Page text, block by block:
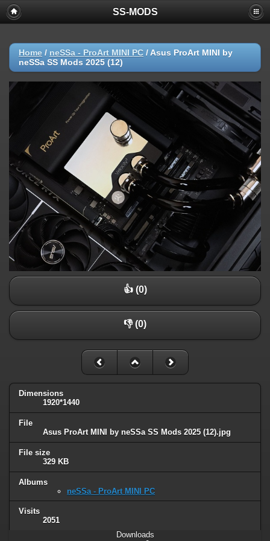
SS-MODS
Home / neSSa - ProArt MINI PC / Asus ProArt MINI by
neSSa SS Mods 2025 (12)
👍 (0)
👎 (0)
Dimensions
1920*1440
File
Asus ProArt MINI by neSSa SS Mods 2025 (12).jpg
File size
329 KB
Albums
neSSa - ProArt MINI PC
Visits
2051
Downloads